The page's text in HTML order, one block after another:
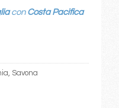
con Costa Pacifica
Savona